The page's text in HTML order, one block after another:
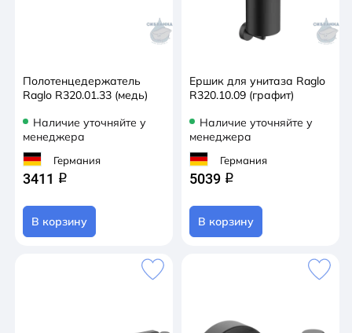
Полотенцедержатель
Raglo R320.01.33 (медь)
Наличие уточняйте у
менеджера
Германия
3411 q
В корзину
Ершик для унитаза Raglo
R320.10.09 (графит)
Наличие уточняйте у
менеджера
Германия
5039 q
В корзину